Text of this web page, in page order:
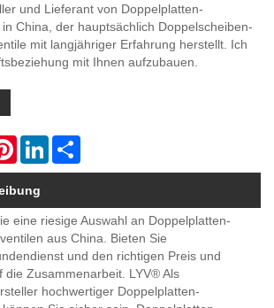
und Lieferant von Doppelplatten-
China, der hauptsächlich Doppelscheiben-
mit langjähriger Erfahrung herstellt. Ich
mit Ihnen aufzubauen.
PinterestLinkedIn
eine riesige Auswahl an Doppelplatten-
aus China. Bieten Sie
und den richtigen Preis und
die Zusammenarbeit. LYV® Als
hochwertiger Doppelplatten-